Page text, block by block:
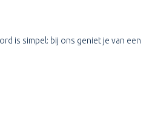
is simpel: bij ons geniet je van een